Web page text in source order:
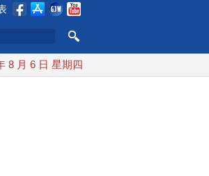
行費 配合漢光 總統賴清德親登雲豹前
8 月 6 日 星期四